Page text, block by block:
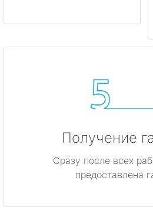
Получение
Сразу после всех
предоставлена